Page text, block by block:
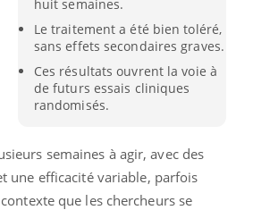
huit semaines.
Le traitement a été bien toléré,
sans effets secondaires graves.
Ces résultats ouvrent la voie à
de futurs essais cliniques
randomisés.
semaines à agir, avec des
une efficacité variable, parfois
contexte que les chercheurs se